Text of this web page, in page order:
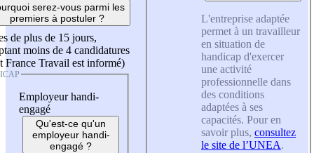
serez-vous parmi les
premiers à postuler ?
de plus de 15 jours,
moins de 4 candidatures
France Travail est informé)
Employeur handi-
engagé
Qu'est-ce qu'un
employeur handi-
engagé ?
L'entreprise adaptée
permet à un travailleur
en situation de
handicap d'exercer
une activité
professionnelle dans
des conditions
adaptées à ses
capacités. Pour en
savoir plus, consultez
le site de l’UNEA.